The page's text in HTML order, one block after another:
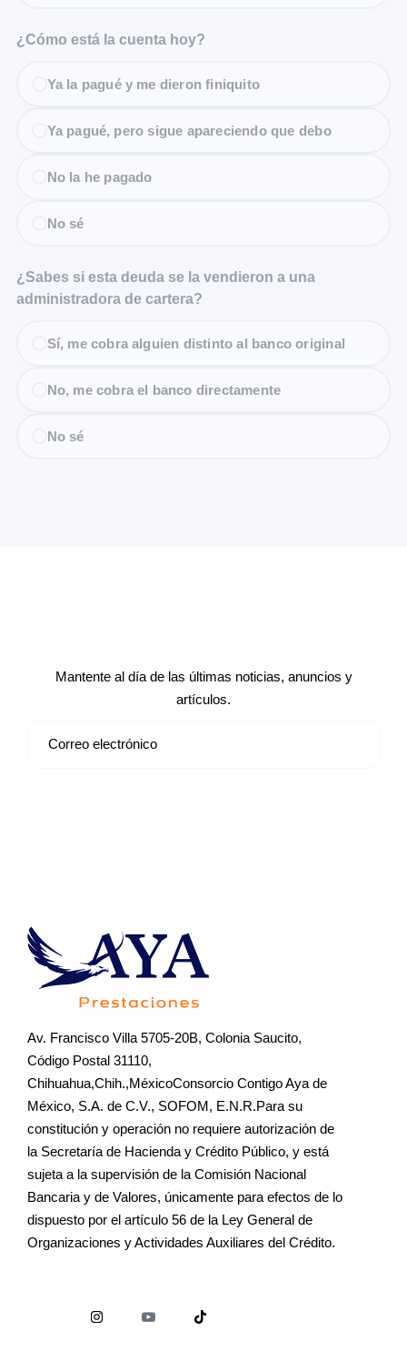
¿Cómo está la cuenta hoy?
Ya la pagué y me dieron finiquito
Ya pagué, pero sigue apareciendo que debo
No la he pagado
No sé
¿Sabes si esta deuda se la vendieron a una
administradora de cartera?
Sí, me cobra alguien distinto al banco original
No, me cobra el banco directamente
No sé
Mantente al día de las últimas noticias, anuncios y
artículos.
Av. Francisco Villa 5705-20B, Colonia Saucito,
Código Postal 31110,
Chihuahua,Chih.,MéxicoConsorcio Contigo Aya de
México, S.A. de C.V., SOFOM, E.N.R.Para su
constitución y operación no requiere autorización de
la Secretaría de Hacienda y Crédito Público, y está
sujeta a la supervisión de la Comisión Nacional
Bancaria y de Valores, únicamente para efectos de lo
dispuesto por el artículo 56 de la Ley General de
Organizaciones y Actividades Auxiliares del Crédito.